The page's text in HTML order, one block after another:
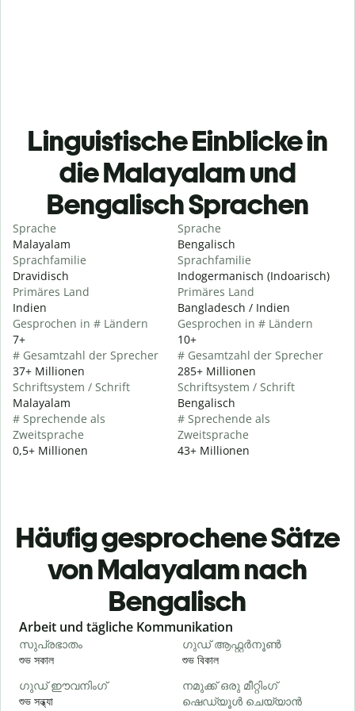
Linguistische Einblicke in
die Malayalam und
Bengalisch Sprachen
Sprache
Malayalam
Sprachfamilie
Dravidisch
Primäres Land
Indien
Gesprochen in # Ländern
7+
# Gesamtzahl der Sprecher
37+ Millionen
Schriftsystem / Schrift
Malayalam
# Sprechende als
Zweitsprache
0,5+ Millionen
Sprache
Bengalisch
Sprachfamilie
Indogermanisch (Indoarisch)
Primäres Land
Bangladesch / Indien
Gesprochen in # Ländern
10+
# Gesamtzahl der Sprecher
285+ Millionen
Schriftsystem / Schrift
Bengalisch
# Sprechende als
Zweitsprache
43+ Millionen
Häufig gesprochene Sätze
von Malayalam nach
Bengalisch
Slide 1 of 6
Arbeit und tägliche Kommunikation
സുപ്രഭാതം
শুভ সকাল
ഗുഡ് ആഫ്റ്റർനൂൺ
শুভ বিকাল
ഗുഡ് ഈവനിംഗ്
শুভ সন্ধ্যা
നമുക്ക് ഒരു മീറ്റിംഗ്
ഷെഡ്യൂൾ ചെയ്യാൻ